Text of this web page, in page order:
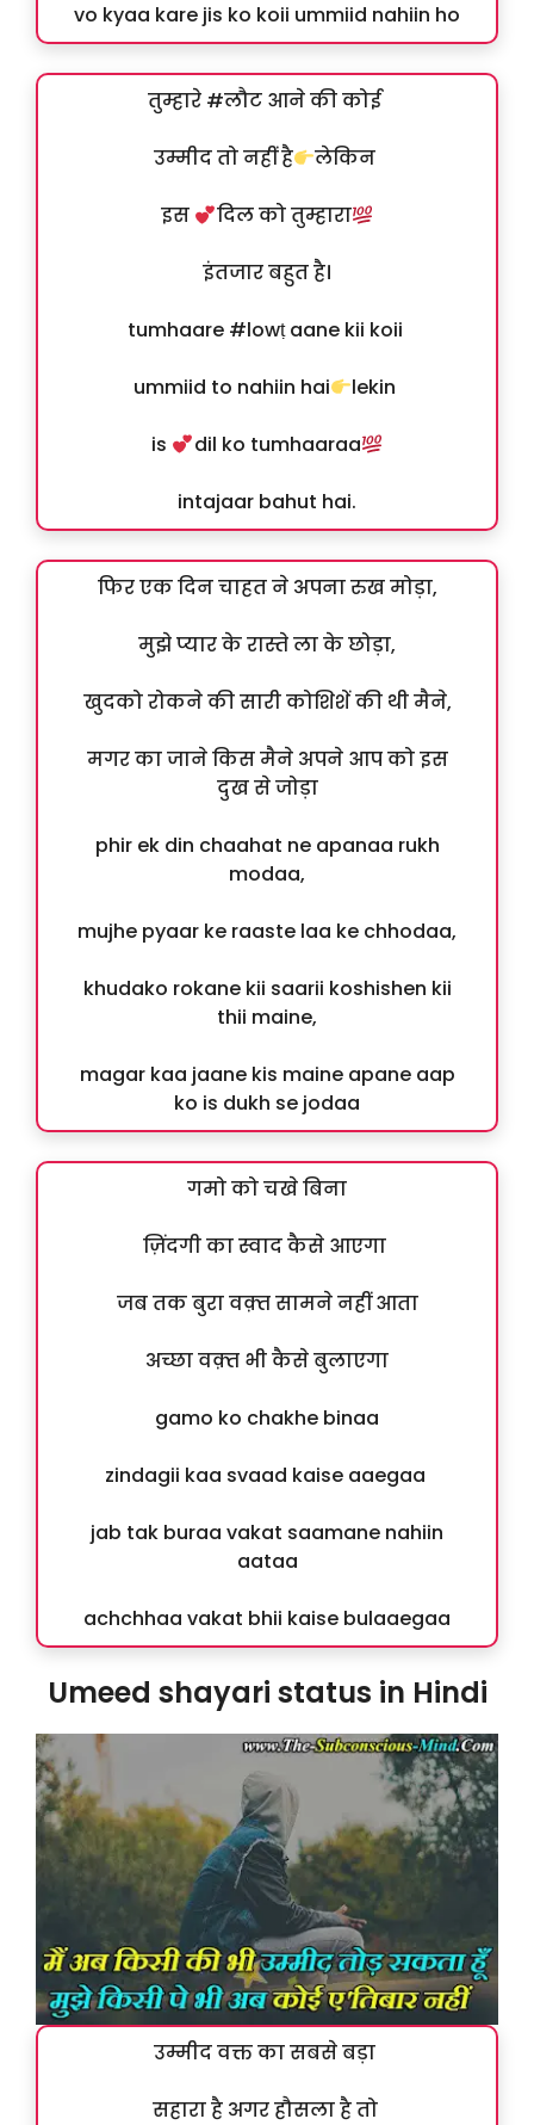
vo kyaa kare jis ko koii ummiid nahiin ho
तुम्हारे #लौट आने की कोई
उम्मीद तो नहीं है लेकिन
इस दिल को तुम्हारा
इंतजार बहुत है।
tumhaare #lowṭ aane kii koii
ummiid to nahiin hai lekin
is dil ko tumhaaraa
intajaar bahut hai.
फिर एक दिन चाहत ने अपना रुख मोड़ा,
मुझे प्यार के रास्ते ला के छोड़ा,
खुदको रोकने की सारी कोशिशें की थी मैने,
मगर का जाने किस मैने अपने आप को इस
दुख से जोड़ा
phir ek din chaahat ne apanaa rukh
modaa,
mujhe pyaar ke raaste laa ke chhodaa,
khudako rokane kii saarii koshishen kii
thii maine,
magar kaa jaane kis maine apane aap
ko is dukh se jodaa
गमो को चखे बिना
ज़िंदगी का स्वाद कैसे आएगा
जब तक बुरा वक़्त सामने नहीं आता
अच्छा वक़्त भी कैसे बुलाएगा
gamo ko chakhe binaa
zindagii kaa svaad kaise aaegaa
jab tak buraa vakat saamane nahiin
aataa
achchhaa vakat bhii kaise bulaaegaa
Umeed shayari status in Hindi
उम्मीद वक्त का सबसे बड़ा
सहारा है अगर हौसला है तो